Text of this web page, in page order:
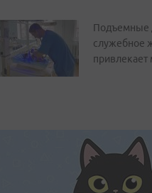
Подъемные
служебное
привлекает